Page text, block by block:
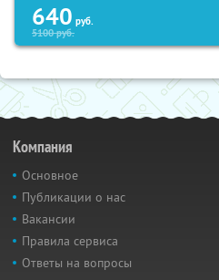
640 руб.
5100руб.
Компания
Основное
Публикации о нас
Вакансии
Правила сервиса
Ответы на вопросы